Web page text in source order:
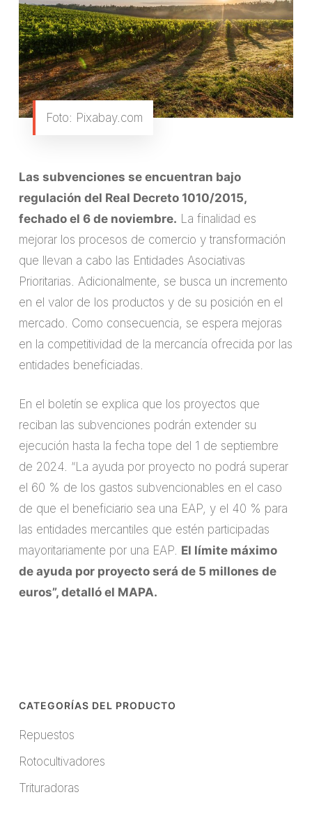
Foto: Pixabay.com
Las subvenciones se encuentran bajo
regulación del Real Decreto 1010/2015,
fechado el 6 de noviembre. La finalidad es
mejorar los procesos de comercio y transformación
que llevan a cabo las Entidades Asociativas
Prioritarias. Adicionalmente, se busca un incremento
en el valor de los productos y de su posición en el
mercado. Como consecuencia, se espera mejoras
en la competitividad de la mercancía ofrecida por las
entidades beneficiadas.
En el boletín se explica que los proyectos que
reciban las subvenciones podrán extender su
ejecución hasta la fecha tope del 1 de septiembre
de 2024. “La ayuda por proyecto no podrá superar
el 60 % de los gastos subvencionables en el caso
de que el beneficiario sea una EAP, y el 40 % para
las entidades mercantiles que estén participadas
mayoritariamente por una EAP. El límite máximo
de ayuda por proyecto será de 5 millones de
euros”, detalló el MAPA.
CATEGORÍAS DEL PRODUCTO
Repuestos
Rotocultivadores
Trituradoras